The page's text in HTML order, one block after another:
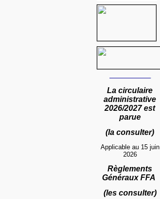
La circulaire
administrative
2026/2027 est
parue
(la consulter)
Applicable au 15 juin
2026
Règlements
Généraux FFA
(les consulter)